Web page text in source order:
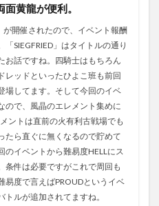
黄龍が便利。
が開催されたので、イベント報酬
SIEGFRIED」はタイトルの通り
お話ですね。四騎士はもちろん
レッドといったひよこ班も前回
場してます。そして今回のイベ
ので、風晶のエレメント集めに
ントは直前の火有利古戦場でも
たら直ぐに無くなるので貯めて
のイベントから難易度HELLにス
条件は必要ですがこれで周回も
易度で言えばPROUDというイベ
ルが追加されてますね。